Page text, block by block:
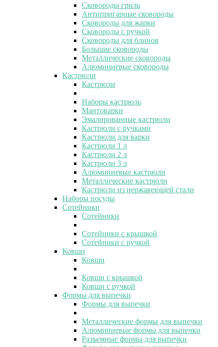
Сковороды гриль
Антипригарные сковороды
Сковороды для жарки
Сковороды с ручкой
Сковороды для блинов
Большие сковороды
Металлические сковороды
Алюминиевые сковороды
Кастрюли
Кастрюли
Наборы кастрюль
Мантоварки
Эмалированные кастрюли
Кастрюли с ручками
Кастрюли для варки
Кастрюли 1 л
Кастрюли 2 л
Кастрюли 3 л
Алюминиевые кастрюли
Металлические кастрюли
Кастрюли из нержавеющей стали
Наборы посуды
Сотейники
Сотейники
Сотейники с крышкой
Сотейники с ручкой
Ковши
Ковши
Ковши с крышкой
Ковши с ручкой
Формы для выпечки
Формы для выпечки
Металлические формы для выпечки
Алюминиевые формы для выпечки
Разъемные формы для выпечки